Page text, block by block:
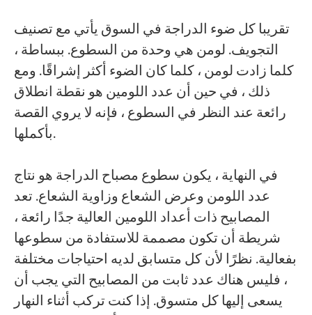
تقريبا كل ضوء الدراجة في السوق يأتي مع تصنيف
التجويف. لومن هي وحدة من السطوع. ببساطة ،
كلما زادت لومن ، كلما كان الضوء أكثر إشراقًا. ومع
ذلك ، في حين أن عدد اللومين هو نقطة انطلاق
رائعة عند النظر في السطوع ، فإنه لا يروي القصة
بأكملها.
في النهاية ، يكون سطوع مصباح الدراجة هو نتاج
عدد اللومن وعرض الشعاع وزاوية الشعاع. تعد
المصابيح ذات أعداد اللومين العالية جدًا رائعة ،
شريطة أن تكون مصممة للاستفادة من سطوعها
بفعالية. نظرًا لأن كل متسابق لديه احتياجات مختلفة
، فليس هناك عدد ثابت من المصابيح التي يجب أن
يسعى إليها كل متسوق. إذا كنت تركب أثناء النهار